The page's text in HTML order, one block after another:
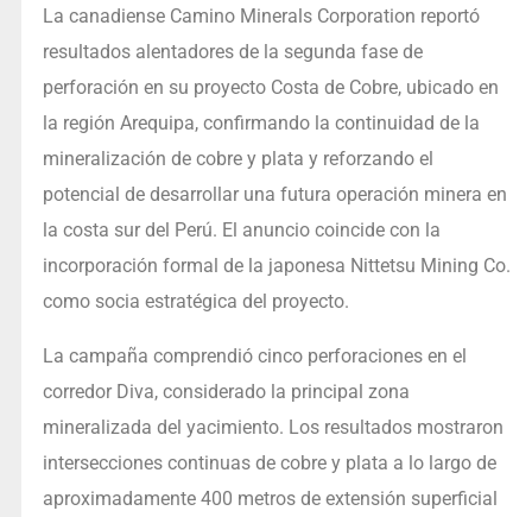
La canadiense Camino Minerals Corporation reportó
resultados alentadores de la segunda fase de
perforación en su proyecto Costa de Cobre, ubicado en
la región Arequipa, confirmando la continuidad de la
mineralización de cobre y plata y reforzando el
potencial de desarrollar una futura operación minera en
la costa sur del Perú. El anuncio coincide con la
incorporación formal de la japonesa Nittetsu Mining Co.
como socia estratégica del proyecto.
La campaña comprendió cinco perforaciones en el
corredor Diva, considerado la principal zona
mineralizada del yacimiento. Los resultados mostraron
intersecciones continuas de cobre y plata a lo largo de
aproximadamente 400 metros de extensión superficial